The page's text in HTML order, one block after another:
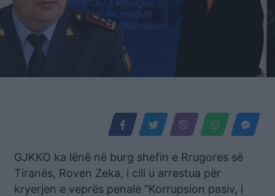
GJKKO ka lënë në burg shefin e Rrugores së
Tiranës, Roven Zeka, i cili u arrestua për
kryerjen e veprës penale “Korrupsion pasiv, i